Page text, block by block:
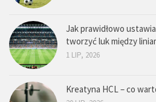
Jak prawidłowo
tworzyć luk między
1 LIP, 2026
Kreatyna HCL – co